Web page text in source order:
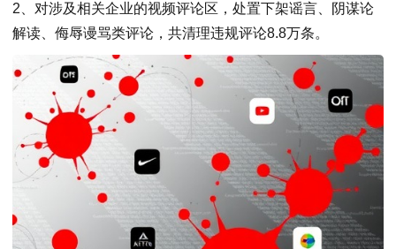
2、对涉及相关企业的视频评论区，处置下架谣言、阴谋论
解读、侮辱谩骂类评论，共清理违规评论8.8万条。